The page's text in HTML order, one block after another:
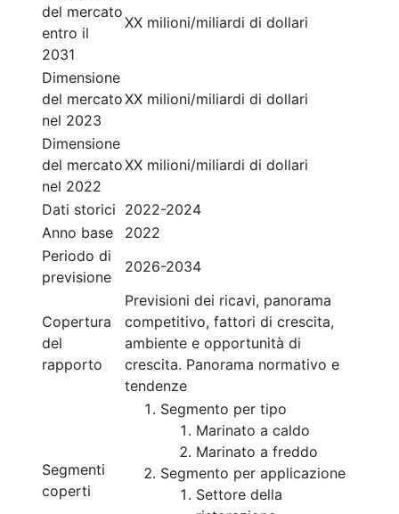
del mercato
entro il
2031
XX milioni/miliardi di dollari
Dimensione
del mercato
nel 2023
XX milioni/miliardi di dollari
Dimensione
del mercato
nel 2022
XX milioni/miliardi di dollari
Dati storici 2022-2024
Anno base
2022
Periodo di
previsione
2026-2034
Copertura
del
rapporto
Previsioni dei ricavi, panorama
competitivo, fattori di crescita,
ambiente e opportunità di
crescita. Panorama normativo e
tendenze
Segmenti
coperti
Segmento per tipo
Marinato a caldo
Marinato a freddo
Segmento per applicazione
Settore della